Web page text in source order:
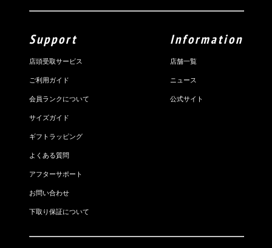
Support
店頭受取サービス
ご利用ガイド
会員ランクについて
サイズガイド
ギフトラッピング
よくある質問
アフターサポート
お問い合わせ
下取り保証について
Information
店舗一覧
ニュース
公式サイト